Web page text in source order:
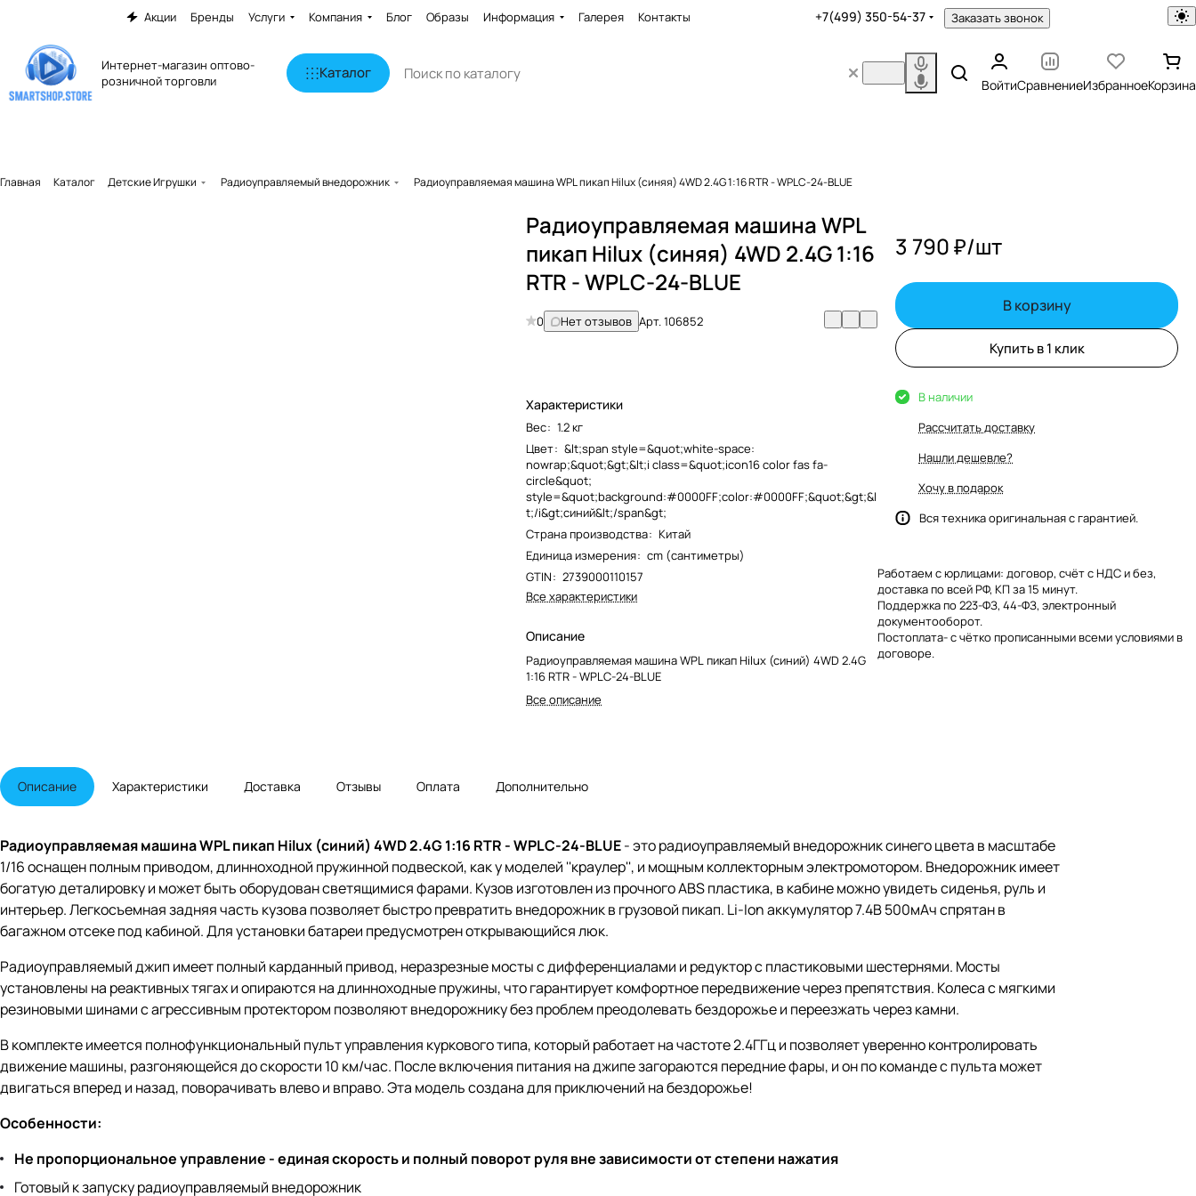
Акции Бренды Услуги Компания Блог Образы Информация Галерея Контакты +7(499) 350-54-37 Заказать звонок
Интернет-магазин оптово-
розничной торговли
Каталог
ВойтиСравнениеИзбранноеКорзина
Главная Каталог Детские Игрушки Радиоуправляемый внедорожник Радиоуправляемая машина WPL пикап Hilux (синяя) 4WD 2.4G 1:16 RTR - WPLC-24-BLUE
Радиоуправляемая машина WPL
пикап Hilux (синяя) 4WD 2.4G 1:16
RTR - WPLC-24-BLUE
0 Нет отзывов Арт.106852
Характеристики
Вес: 1.2 кг
Цвет: &lt;span style=&quot;white-space:
nowrap;&quot;&gt;&lt;i class=&quot;icon16 color fas fa-
circle&quot;
style=&quot;background:#0000FF;color:#0000FF;&quot;&gt;&l
t;/i&gt;синий&lt;/span&gt;
Страна производства: Китай
Единица измерения: cm (сантиметры)
GTIN: 2739000110157
Все характеристики
Описание
Радиоуправляемая машина WPL пикап Hilux (синий) 4WD 2.4G
1:16 RTR - WPLC-24-BLUE
Все описание
3 790 ₽/шт
В корзину
Купить в 1 клик
В наличии
Рассчитать доставку
Нашли дешевле?
Хочу в подарок
Вся техника оригинальная с гарантией.
Работаем с юрлицами: договор, счёт с НДС и без,
доставка по всей РФ, КП за 15 минут.
Поддержка по 223-ФЗ, 44-ФЗ, электронный
документооборот.
Постоплата- с чётко прописанными всеми условиями в
договоре.
Описание Характеристики Доставка Отзывы Оплата Дополнительно
Радиоуправляемая машина WPL пикап Hilux (синий) 4WD 2.4G 1:16 RTR - WPLC-24-BLUE- это радиоуправляемый внедорожник синего цвета в масштабе
1/16 оснащен полным приводом, длинноходной пружинной подвеской, как у моделей ''краулер'', и мощным коллекторным электромотором. Внедорожник имеет
богатую деталировку и может быть оборудован светящимися фарами. Кузов изготовлен из прочного АВS пластика, в кабине можно увидеть сиденья, руль и
интерьер. Легкосъемная задняя часть кузова позволяет быстро превратить внедорожник в грузовой пикап. Li-Ion аккумулятор 7.4В 500мАч спрятан в
багажном отсеке под кабиной. Для установки батареи предусмотрен открывающийся люк.
Радиоуправляемый джип имеет полный карданный привод, неразрезные мосты с дифференциалами и редуктор с пластиковыми шестернями. Мосты
установлены на реактивных тягах и опираются на длинноходные пружины, что гарантирует комфортное передвижение через препятствия. Колеса с мягкими
резиновыми шинами с агрессивным протектором позволяют внедорожнику без проблем преодолевать бездорожье и переезжать через камни.
В комплекте имеется полнофункциональный пульт управления куркового типа, который работает на частоте 2.4ГГц и позволяет уверенно контролировать
движение машины, разгоняющейся до скорости 10 км/час. После включения питания на джипе загораются передние фары, и он по команде с пульта может
двигаться вперед и назад, поворачивать влево и вправо. Эта модель создана для приключений на бездорожье!
Особенности:
Не пропорциональное управление - единая скорость и полный поворот руля вне зависимости от степени нажатия
Готовый к запуску радиоуправляемый внедорожник